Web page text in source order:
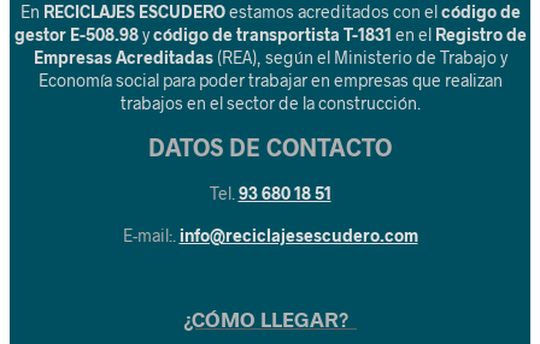
En RECICLAJES ESCUDEROestamos acreditados con elcódigo de
gestor E-508.98ycódigo de transportista T-1831 en el Registro de
Empresas Acreditadas(REA), según el Ministerio de Trabajo y
Economía social para poder trabajar en empresas que realizan
trabajos en el sector de la construcción.
DATOS DE CONTACTO
Tel. 93 680 18 51
E-mail:. info@reciclajesescudero.com
¿CÓMO LLEGAR?